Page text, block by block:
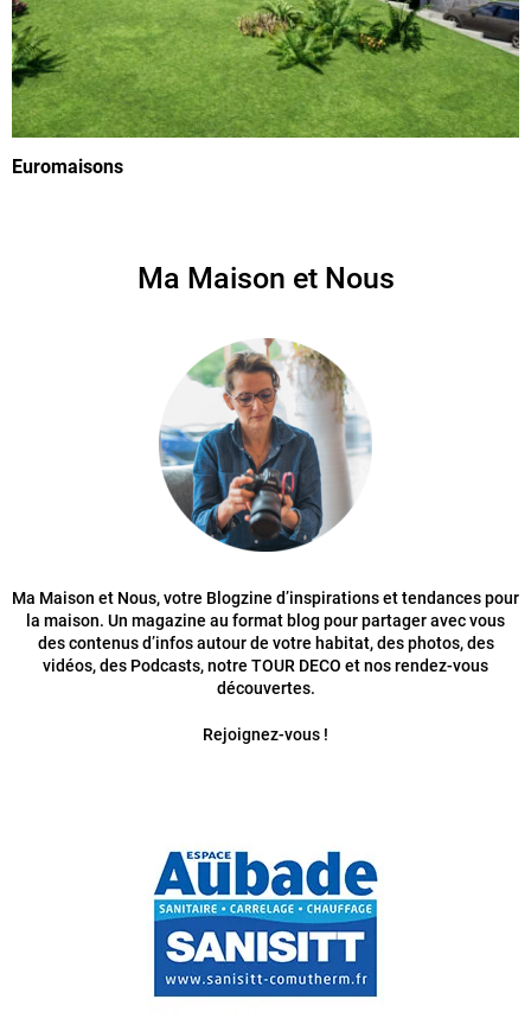
Euromaisons
Ma Maison et Nous
Ma Maison et Nous, votre Blogzine d’inspirations et tendances pour
la maison. Un magazine au format blog pour partager avec vous
des contenus d’infos autour de votre habitat, des photos, des
vidéos, des Podcasts, notre TOUR DECO et nos rendez-vous
découvertes.
Rejoignez-vous !